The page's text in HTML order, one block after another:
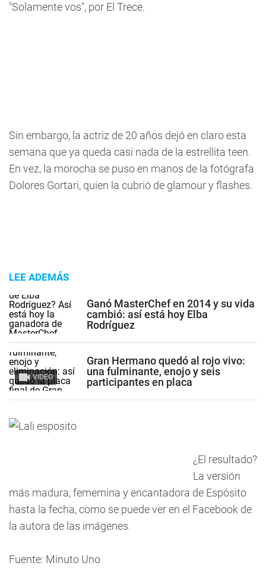
"Solamente vos", por El Trece.
Sin embargo, la actriz de 20 años dejó en claro esta
semana que ya queda casi nada de la estrellita teen.
En vez, la morocha se puso en manos de la fotógrafa
Dolores Gortari, quien la cubrió de glamour y flashes.
LEE ADEMÁS
Ganó MasterChef en 2014 y su vida
cambió: así está hoy Elba
Rodríguez
VIDEO
Gran Hermano quedó al rojo vivo:
una fulminante, enojo y seis
participantes en placa
¿El resultado?
La versión
más madura, fememina y encantadora de Espósito
hasta la fecha, como se puede ver en el Facebook de
la autora de las imágenes.
Fuente: Minuto Uno